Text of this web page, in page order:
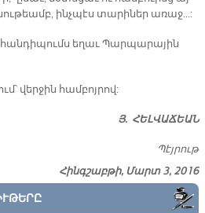
ինչ­պէս տա­րի­ներ ա­ռաջ...:
հան­դի­պումս ե­ղաւ Պար­պա­րա­յին
վեր­ջին համ­բոյ­րով:
Յ. ՀԵԼ­ՎԱ­ՃԵԱՆ
Պէյ­րութ
Հինգշաբթի, Մարտ 3, 2016